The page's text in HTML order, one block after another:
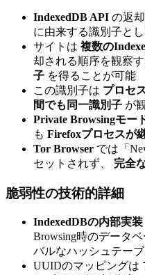
IndexedDB API の返
に由来する識別子と
サイトは 複数の
却される順序を観察
子 を得ることが可能
この識別子は プロセ
間でも同一識別子 が
Private Browsingモー
も Firefoxプロセスが
Tor Browser では「
セットされず、 完全
脆弱性の技術的詳細
IndexedDBの内部実装
Browsing時のデータ
バルなハッシュテー
UUIDのマッピングは